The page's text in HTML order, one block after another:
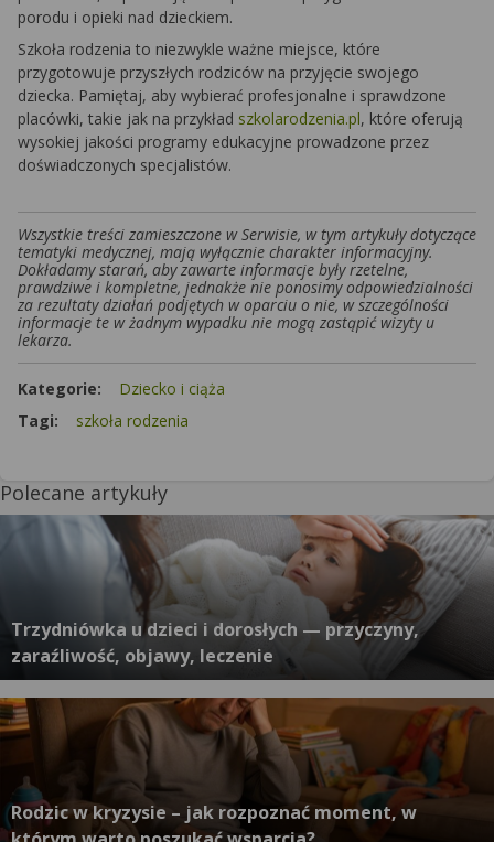
porodu i opieki nad dzieckiem.
Szkoła rodzenia to niezwykle ważne miejsce, które
przygotowuje przyszłych rodziców na przyjęcie swojego
dziecka. Pamiętaj, aby wybierać profesjonalne i sprawdzone
placówki, takie jak na przykład szkolarodzenia.pl, które oferują
wysokiej jakości programy edukacyjne prowadzone przez
doświadczonych specjalistów.
Wszystkie treści zamieszczone w Serwisie, w tym artykuły dotyczące
tematyki medycznej, mają wyłącznie charakter informacyjny.
Dokładamy starań, aby zawarte informacje były rzetelne,
prawdziwe i kompletne, jednakże nie ponosimy odpowiedzialności
za rezultaty działań podjętych w oparciu o nie, w szczególności
informacje te w żadnym wypadku nie mogą zastąpić wizyty u
lekarza.
Kategorie:
Dziecko i ciąża
Tagi:
szkoła rodzenia
Polecane artykuły
Trzydniówka u dzieci i dorosłych — przyczyny,
zaraźliwość, objawy, leczenie
Rodzic w kryzysie – jak rozpoznać moment, w